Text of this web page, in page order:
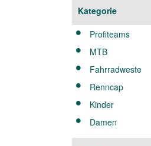
Kategorie
Profiteams
MTB
Fahrradweste
Renncap
Kinder
Damen